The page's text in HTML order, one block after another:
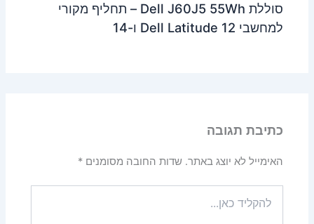
סוללת Dell J60J5 55Wh – תחליף מקורי
למחשבי Dell Latitude 12 ו-14
כתיבת תגובה
האימייל לא יוצג באתר. שדות החובה מסומנים*
כאן...